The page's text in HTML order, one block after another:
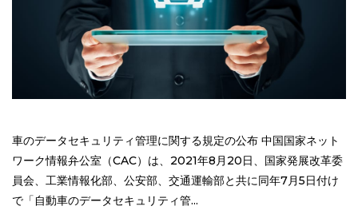
車のデータセキュリティ管理に関する規定の公布 中国国家ネット
ワーク情報弁公室（CAC）は、2021年8月20日、国家発展改革委
員会、工業情報化部、公安部、交通運輸部と共に同年7月5日付け
で「自動車のデータセキュリティ管...